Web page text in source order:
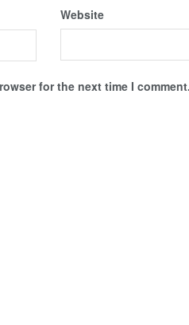
Website
for the next time I comment.